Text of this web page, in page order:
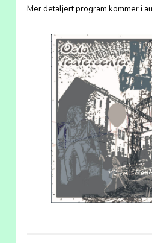
Mer detaljert program kommer i